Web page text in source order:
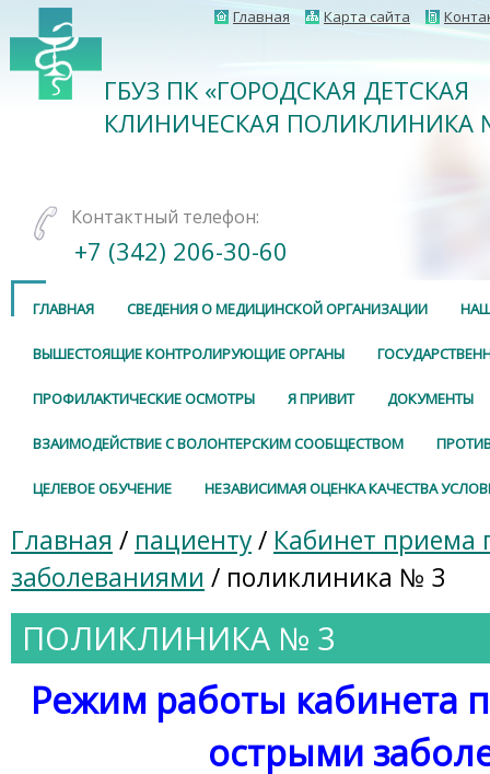
Главная Карта сайта
ГБУЗ ПК «ГОРОДСКАЯ ДЕТСКАЯ
КЛИНИЧЕСКАЯ ПОЛИКЛИНИКА
Контактный телефон:
+7 (342) 206-30-60
ГЛАВНАЯ СВЕДЕНИЯ О МЕДИЦИНСКОЙ ОРГАНИЗАЦИИ
ВЫШЕСТОЯЩИЕ КОНТРОЛИРУЮЩИЕ ОРГАНЫ
ПРОФИЛАКТИЧЕСКИЕ ОСМОТРЫ Я ПРИВИТ ДОКУМЕНТЫ
ВЗАИМОДЕЙСТВИЕ С ВОЛОНТЕРСКИМ СООБЩЕСТВОМ
ЦЕЛЕВОЕ ОБУЧЕНИЕ НЕЗАВИСИМАЯ ОЦЕНКА КАЧЕСТВА
Главная / пациенту/ Кабинет приема
заболеваниями / поликлиника № 3
ПОЛИКЛИНИКА № 3
Режим работы кабинета
острыми